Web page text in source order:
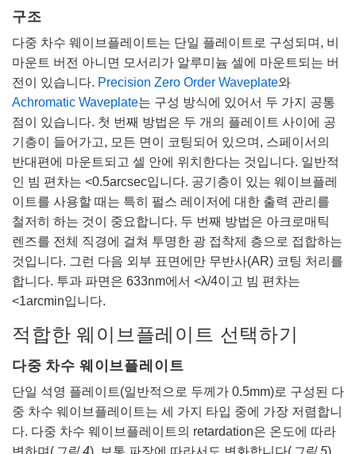
구조
다중 차수 웨이브플레이트는 단일 플레이트로 구성되며, 비
마운트 버전 아니면 모서리가 알루미늄 셀에 마운트되는 버
전이 있습니다. Precision Zero Order Waveplate와
Achromatic Waveplate는 구성 방식에 있어서 두 가지 공통
점이 있습니다. 첫 번째 방법은 두 개의 플레이트 사이에 공
기층이 들어가고, 모든 면이 코팅되어 있으며, 스페이서의
반대편에 마운트되고 셀 안에 위치한다는 것입니다. 일반적
인 빔 편차는 <0.5arcsec입니다. 공기층이 있는 웨이브플레
이트를 사용할 때는 특히 펄스 레이저에 대한 출력 관리를
철저히 하는 것이 중요합니다. 두 번째 방법은 아크로매틱
렌즈를 전체 직경에 걸쳐 투명한 광 접착제 층으로 접합하는
것입니다. 그런 다음 외부 표면에만 무반사(AR) 코팅 처리를
합니다. 투과 파면은 633nm에서 <λ/4이고 빔 편차는
<1arcmin입니다.
적합한 웨이브플레이트 선택하기
다중 차수 웨이브플레이트
단일 석영 플레이트(일반적으로 두께가 0.5mm)로 구성된 다
중 차수 웨이브플레이트는 세 가지 타입 중에 가장 저렴합니
다. 다중 차수 웨이브플레이트의 retardation은 온도에 따라